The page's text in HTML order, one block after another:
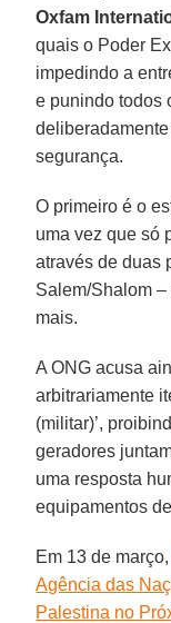
Oxfam
quais o Poder
impedindo a
e punindo todos
segurança.
O primeiro é o
uma vez que só
através de duas
Salem/Shalom
mais.
A ONG acusa
arbitrariamente
(militar)’,
geradores
uma resposta
equipamentos
Em 13 de março,
Agência das
Palestina no